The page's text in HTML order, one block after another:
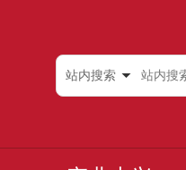
站内搜索